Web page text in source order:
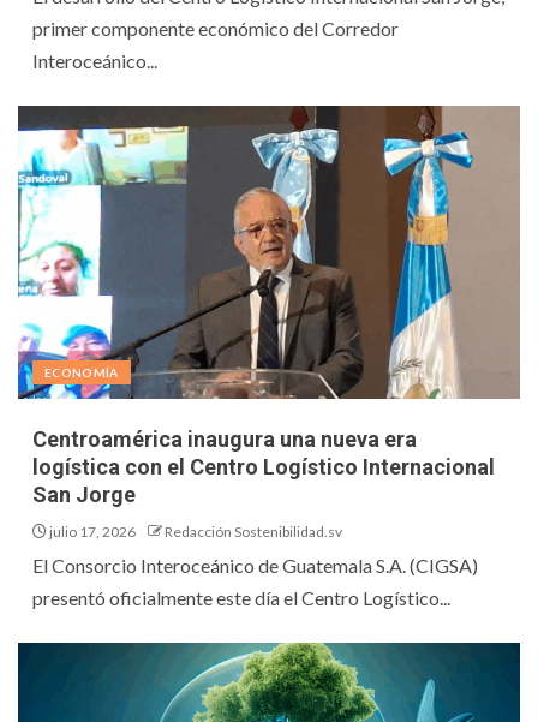
primer componente económico del Corredor
Interoceánico...
ECONOMÍA
Centroamérica inaugura una nueva era
logística con el Centro Logístico Internacional
San Jorge
julio 17, 2026 Redacción Sostenibilidad.sv
El Consorcio Interoceánico de Guatemala S.A. (CIGSA)
presentó oficialmente este día el Centro Logístico...